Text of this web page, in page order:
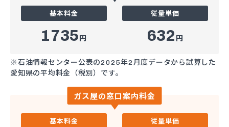
基本料金
1735円
従量単価
632 円
※石油情報センター公表の2025年2月度データから試算した
愛知県の平均料金（税別）です。
ガス屋の窓口案内料金
基本料金 従量単価